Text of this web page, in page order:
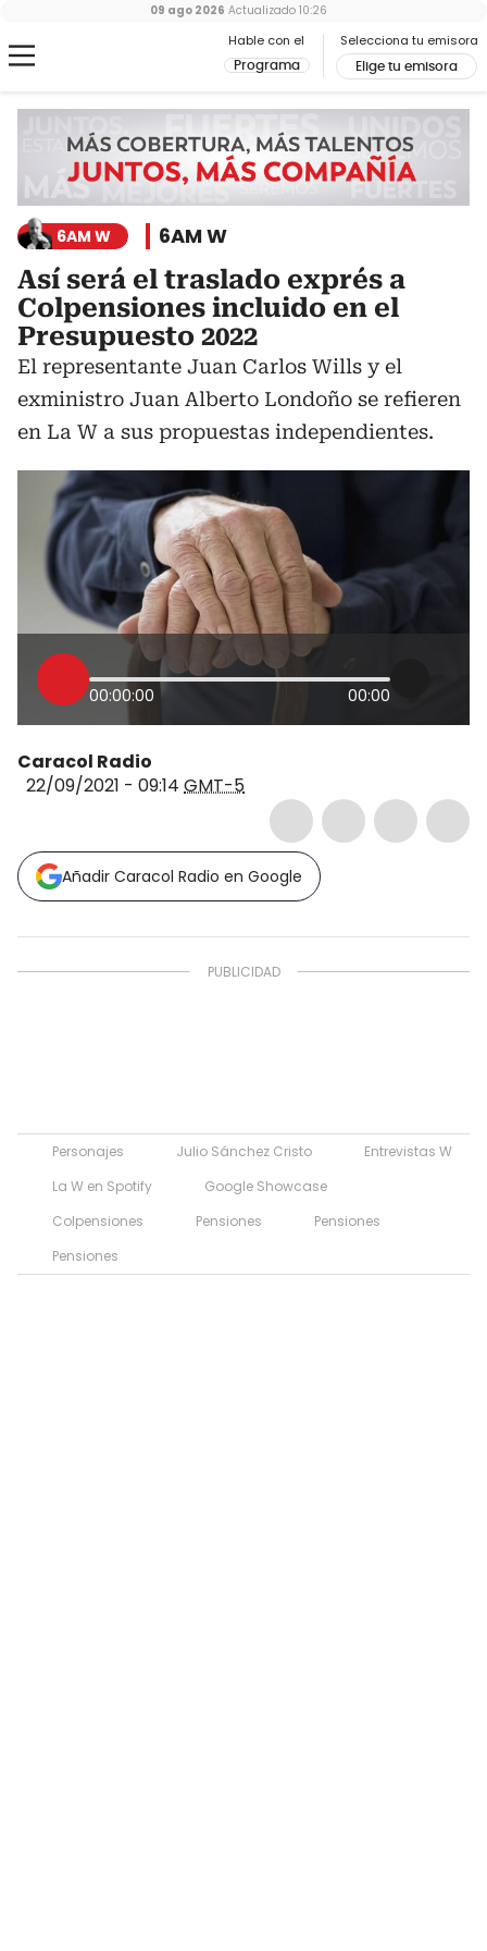
Hable con el
Programa
Selecciona tu emisora
Elige tu emisora
09 ago 2026 Actualizado 10:26
6AM W 6AM W
Así será el traslado exprés a
Colpensiones incluido en el
Presupuesto 2022
El representante Juan Carlos Wills y el
exministro Juan Alberto Londoño se refieren
en La W a sus propuestas independientes.
00:00:00 00:00
Caracol Radio
22/09/2021 - 09:14 GMT-5
Añadir Caracol Radio en Google
Personajes Julio Sánchez Cristo
Entrevistas W
La W en Spotify
Google Showcase
Colpensiones
Pensiones
Pensiones
Pensiones